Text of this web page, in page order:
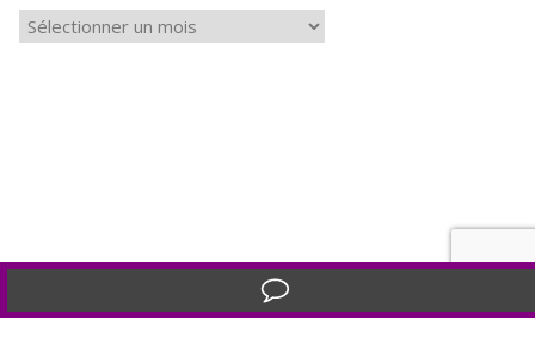
r